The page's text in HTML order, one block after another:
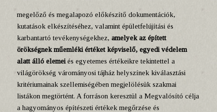
megelőző és megalapozó előkészítő dokumentációk,
kutatások elkészítéséhez, valamint épületfelújítási és
karbantartó tevékenységekhez, amelyek az épített
örökségnek műemléki értéket képviselő, egyedi védelem
alatt álló elemei és egyetemes értékeikre tekintettel a
világörökség várományosi tájház helyszínek kiválasztási
kritériumainak szellemiségében megjelölésük szakmai
listákon megtörtént. A forráson keresztül a Megvalósító célja
a hagyományos építészeti értékek megőrzése és